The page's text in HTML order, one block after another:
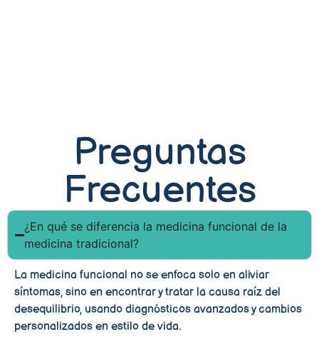
Preguntas
Frecuentes
¿En qué se diferencia la medicina funcional de la
medicina tradicional?
La medicina funcional no se enfoca solo en aliviar
síntomas, sino en encontrar y tratar la causa raíz del
desequilibrio, usando diagnósticos avanzados y cambios
personalizados en estilo de vida.